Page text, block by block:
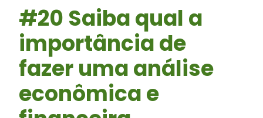
#20 Saiba qual a
importância de
fazer uma análise
econômica e